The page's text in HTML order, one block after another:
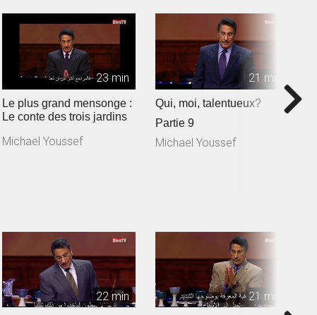
23 min
Le plus grand mensonge :
Le conte des trois jardins
Michael Youssef
21 min
Qui, moi, talentueux?
Partie 9
Michael Youssef
22 min 21 min